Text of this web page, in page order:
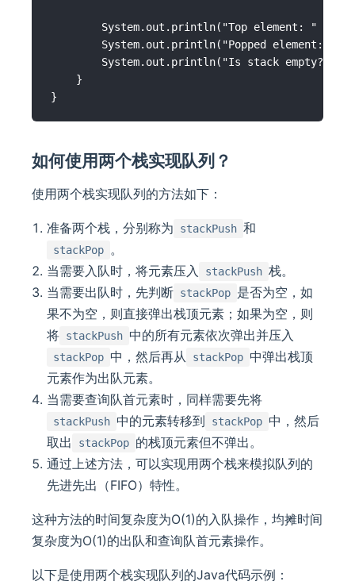
System.out.println("Top element: " +
System.out.println("Popped element: " +
System.out.println("Is stack empty? " +
    }
如何使用两个栈实现队列？
使用两个栈实现队列的方法如下：
准备两个栈，分别称为 stackPush 和
stackPop 。
当需要入队时，将元素压入
stackPush 栈。
当需要出队时，先判断 stackPop 是否为空，如
果不为空，则直接弹出栈顶元素；如果为空，则
将 stackPush 中的所有元素依次弹出并压入
stackPop 中，然后再从 stackPop 中弹出栈顶
元素作为出队元素。
当需要查询队首元素时，同样需要先将
stackPush 中的元素转移到 stackPop 中，然后
取出
stackPop 的栈顶元素但不弹出。
通过上述方法，可以实现用两个栈来模拟队列的
先进先出（FIFO）特性。
这种方法的时间复杂度为O(1)的入队操作，均摊时间
复杂度为O(1)的出队和查询队首元素操作。
以下是使用两个栈实现队列的Java代码示例：